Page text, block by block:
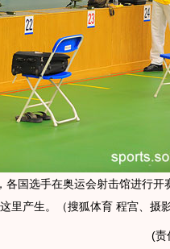
国选手在奥运会射击馆进行开
里产生。（搜狐体育 程宫、摄
(责